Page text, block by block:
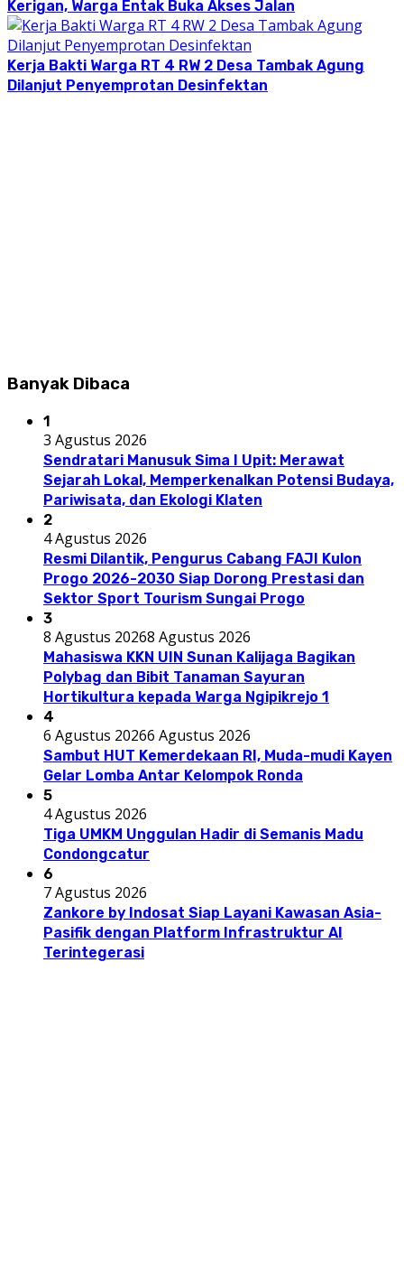
Kerigan, Warga Entak Buka Akses Jalan
Kerja Bakti Warga RT 4 RW 2 Desa Tambak Agung
Dilanjut Penyemprotan Desinfektan
Banyak Dibaca
1
3 Agustus 2026
Sendratari Manusuk Sima I Upit: Merawat
Sejarah Lokal, Memperkenalkan Potensi Budaya,
Pariwisata, dan Ekologi Klaten
2
4 Agustus 2026
Resmi Dilantik, Pengurus Cabang FAJI Kulon
Progo 2026-2030 Siap Dorong Prestasi dan
Sektor Sport Tourism Sungai Progo
3
8 Agustus 20268 Agustus 2026
Mahasiswa KKN UIN Sunan Kalijaga Bagikan
Polybag dan Bibit Tanaman Sayuran
Hortikultura kepada Warga Ngipikrejo 1
4
6 Agustus 20266 Agustus 2026
Sambut HUT Kemerdekaan RI, Muda-mudi Kayen
Gelar Lomba Antar Kelompok Ronda
5
4 Agustus 2026
Tiga UMKM Unggulan Hadir di Semanis Madu
Condongcatur
6
7 Agustus 2026
Zankore by Indosat Siap Layani Kawasan Asia-
Pasifik dengan Platform Infrastruktur AI
Terintegerasi